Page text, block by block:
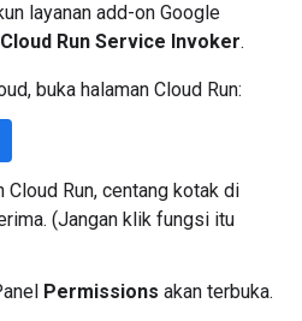
layanan add-on Google
Cloud Run Service Invoker.
buka halaman Cloud Run:
Cloud Run, centang kotak di
(Jangan klik fungsi itu
Permissions akan terbuka.